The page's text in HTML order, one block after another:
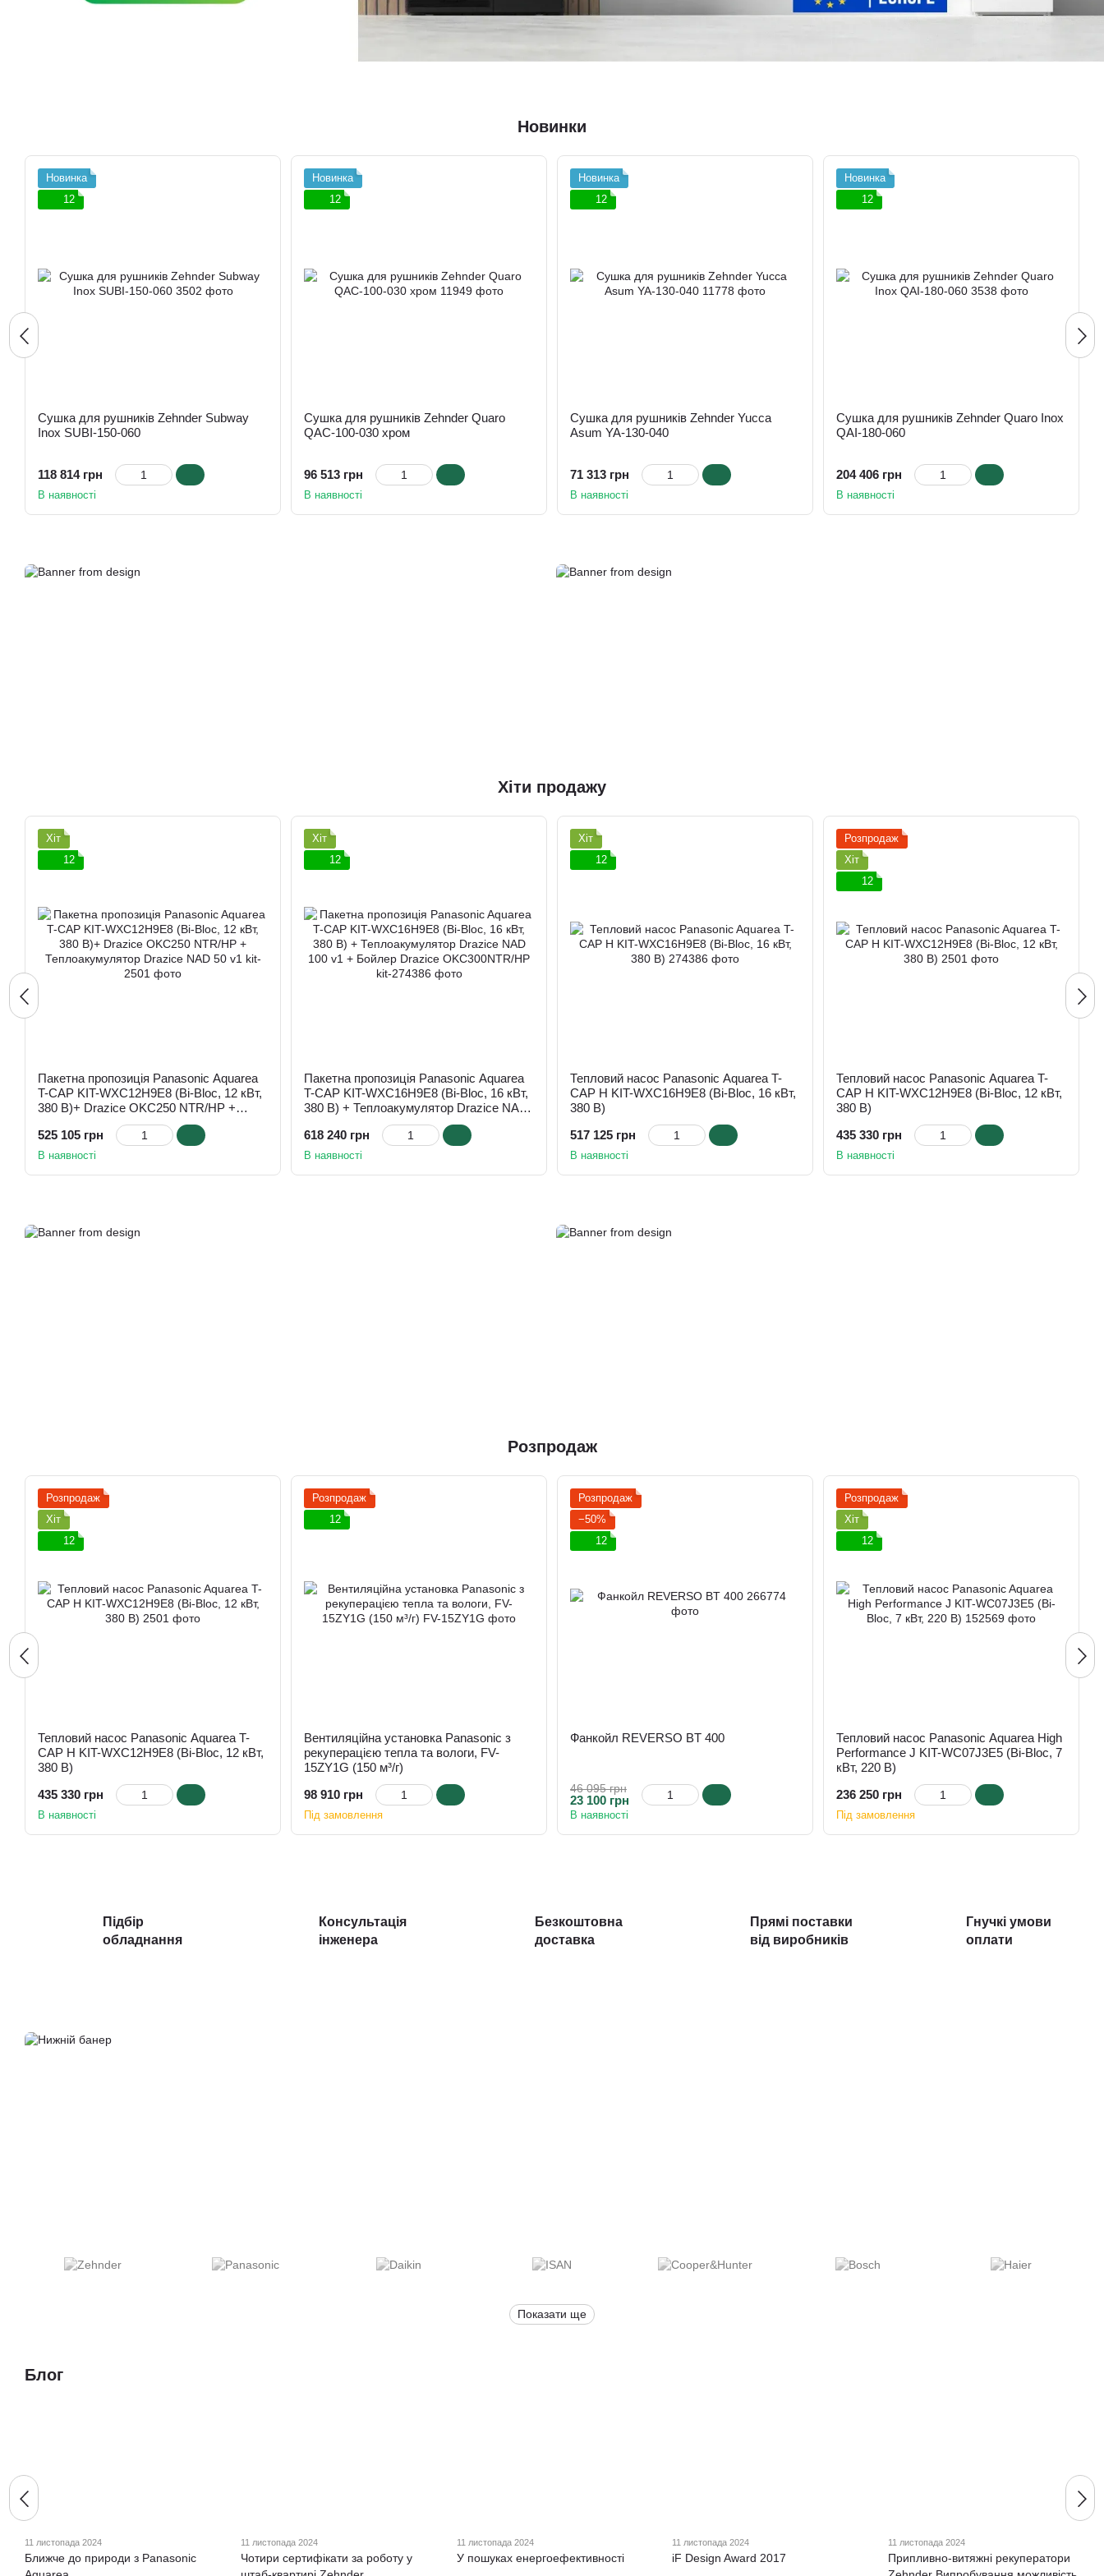
Новинки
Новинка
12
Сушка для рушників Zehnder Subway
Inox SUBI-150-060
118 814 грн
В наявності
Новинка
12
Сушка для рушників Zehnder Quaro
QAC-100-030 хром
96 513 грн
В наявності
Новинка
12
Сушка для рушників Zehnder Yucca
Asum YA-130-040
71 313 грн
В наявності
Новинка
12
Сушка для рушників Zehnder Quaro Inox
QAI-180-060
204 406 грн
В наявності
Хіти продажу
Хіт
12
Пакетна пропозиція Panasonic Aquarea
T-CAP KIT-WXC12H9E8 (Bi-Bloc, 12 кВт,
380 В)+ Drazice OKC250 NTR/HP +
Теплоакумулятор Drazice NAD 50 v1
525 105 грн
В наявності
Хіт
12
Пакетна пропозиція Panasonic Aquarea
T-CAP KIT-WXC16H9E8 (Bi-Bloc, 16 кВт,
380 В) + Теплоакумулятор Drazice NAD
100 v1 + Бойлер Drazice
OKC300NTR/HP
618 240 грн
В наявності
Хіт
12
Тепловий насос Panasonic Aquarea T-
CAP H KIT-WXC16H9E8 (Bi-Bloc, 16 кВт,
380 В)
517 125 грн
В наявності
Розпродаж
Хіт
12
Тепловий насос Panasonic Aquarea T-
CAP H KIT-WXC12H9E8 (Bi-Bloc, 12 кВт,
380 В)
435 330 грн
В наявності
Розпродаж
Розпродаж
Хіт
12
Тепловий насос Panasonic Aquarea T-
CAP H KIT-WXC12H9E8 (Bi-Bloc, 12 кВт,
380 В)
435 330 грн
В наявності
Розпродаж
12
Вентиляційна установка Panasonic з
рекуперацією тепла та вологи, FV-
15ZY1G (150 м³/г)
98 910 грн
Під замовлення
Розпродаж
−50%
12
Фанкойл REVERSO BT 400
46 095 грн
23 100 грн
В наявності
Розпродаж
Хіт
12
Тепловий насос Panasonic Aquarea High
Performance J KIT-WC07J3E5 (Bi-Bloc, 7
кВт, 220 В)
236 250 грн
Під замовлення
Підбір
обладнання
Консультація
інженера
Безкоштовна
доставка
Прямі поставки
від виробників
Гнучкі умови
оплати
Показати ще
Блог
11 листопада 2024
Ближче до природи з Panasonic
11 листопада 2024
Чотири сертифікати за роботу у
11 листопада 2024
У пошуках енергоефективності
11 листопада 2024
iF Design Award 2017
11 листопада 2024
Припливно-витяжні рекуператори